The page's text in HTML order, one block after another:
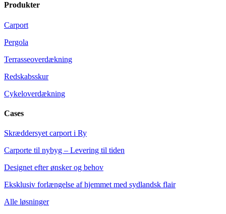
Produkter
Carport
Pergola
Terrasseoverdækning
Redskabsskur
Cykeloverdækning
Cases
Skræddersyet carport i Ry
Carporte til nybyg – Levering til tiden
Designet efter ønsker og behov
Eksklusiv forlængelse af hjemmet med sydlandsk flair
Alle løsninger